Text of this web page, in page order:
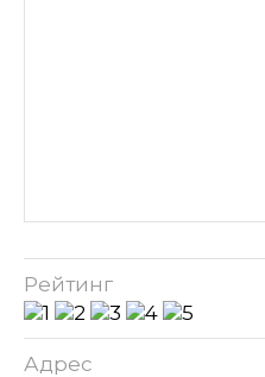
Рейтинг
Адрес